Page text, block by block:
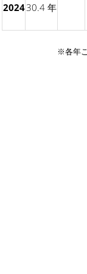
202430.4 年
※各年